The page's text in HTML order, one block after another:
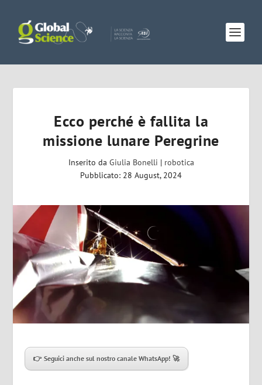
Ecco perché è fallita la
missione lunare Peregrine
Inserito da Giulia Bonelli | robotica
Pubblicato: 28 August, 2024
👉 Seguici anche sul nostro canale WhatsApp! 🚀